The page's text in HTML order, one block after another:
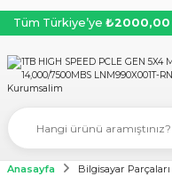
Tüm Türkiye’ye ₺2000,00
Anasayfa Bilgisayar Parçaları